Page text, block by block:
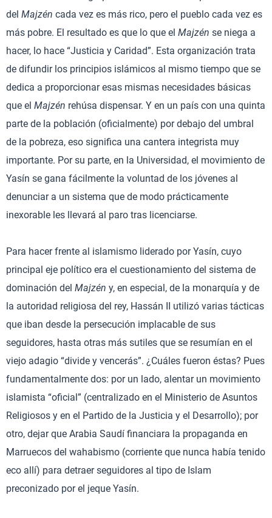
del Majzén cada vez es más rico, pero el pueblo cada vez es
más pobre. El resultado es que lo que el Majzén se niega a
hacer, lo hace “Justicia y Caridad”. Esta organización trata
de difundir los principios islámicos al mismo tiempo que se
dedica a proporcionar esas mismas necesidades básicas
que el Majzén rehúsa dispensar. Y en un país con una quinta
parte de la población (oficialmente) por debajo del umbral
de la pobreza, eso significa una cantera integrista muy
importante. Por su parte, en la Universidad, el movimiento de
Yasín se gana fácilmente la voluntad de los jóvenes al
denunciar a un sistema que de modo prácticamente
inexorable les llevará al paro tras licenciarse.
Para hacer frente al islamismo liderado por Yasín, cuyo
principal eje político era el cuestionamiento del sistema de
dominación del Majzén y, en especial, de la monarquía y de
la autoridad religiosa del rey, Hassán II utilizó varias tácticas
que iban desde la persecución implacable de sus
seguidores, hasta otras más sutiles que se resumían en el
viejo adagio “divide y vencerás”. ¿Cuáles fueron éstas? Pues
fundamentalmente dos: por un lado, alentar un movimiento
islamista “oficial” (centralizado en el Ministerio de Asuntos
Religiosos y en el Partido de la Justicia y el Desarrollo); por
otro, dejar que Arabia Saudí financiara la propaganda en
Marruecos del wahabismo (corriente que nunca había tenido
eco allí) para detraer seguidores al tipo de Islam
preconizado por el jeque Yasín.